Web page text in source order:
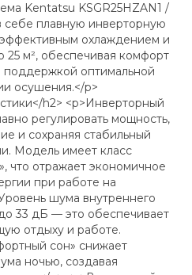
Kentatsu KSGR25HZAN1 /
себе плавную инверторную
охлаждением и
м², обеспечивая комфорт
оптимальной
осушения.</p>
h2> <p>Инверторный
регулировать мощность,
и сохраняя стабильный
Модель имеет класс
что отражает экономичное
при работе на
шума внутреннего
33 дБ — это обеспечивает
отдыху и работе.
сон» снижает
ночью, создавая